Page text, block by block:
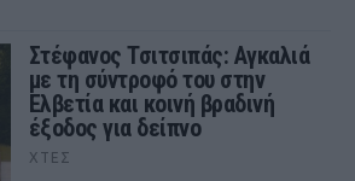
Στέφανος Τσιτσιπάς: Αγκαλιά
με τη σύντροφό του στην
Ελβετία και κοινή βραδινή
έξοδος για δείπνο
ΧΤΕΣ